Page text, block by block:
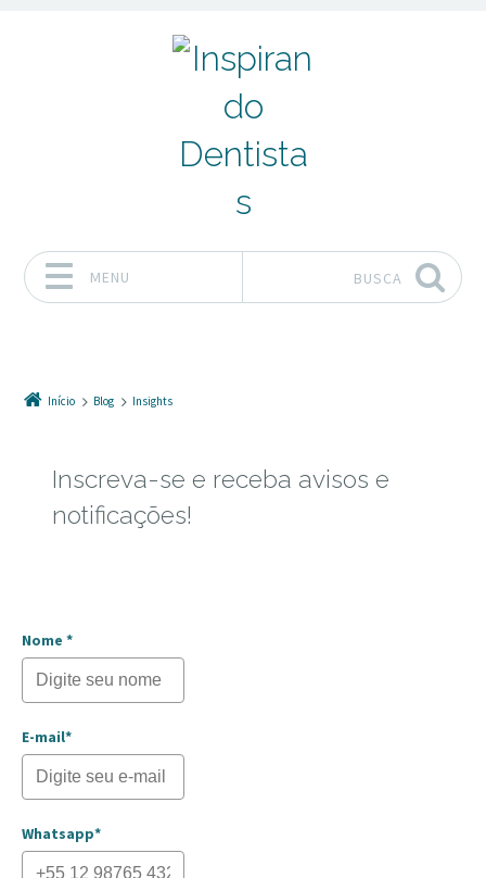
MENU BUSCA
Início Blog Insights
Inscreva-se e receba avisos e
notificações!
Nome *
E-mail*
Whatsapp*